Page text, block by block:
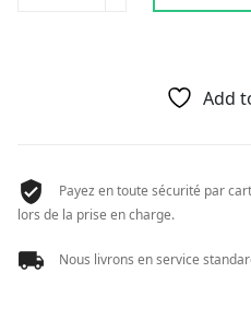
ML
Add
Payez en toute sécurité par
lors de la prise en charge.
Nous livrons en service